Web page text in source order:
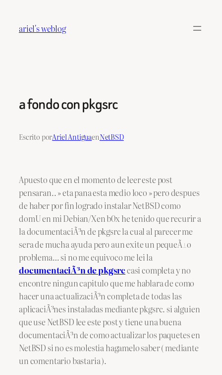
contenido
ariel's weblog
a fondo con pkgsrc
Escrito porAriel AntiguaenNetBSD
Apuesto que en el momento de leer este post
pensaran.. » eta pana esta medio loco » pero despues
de haber por fin logrado instalar NetBSD como
domU en mi Debian/Xen b0x he tenido que recurir a
la documentaciÃ³n de pkgsrc la cual al parecer me
sera de mucha ayuda pero aun exite un pequeÃ±o
problema… si no me equivoco me lei la
documentaciÃ³n de pkgsrccasi completa y no
encontre ningun capitulo que me hablara de como
hacer una actualizaciÃ³n completa de todas las
aplicaciÃ³nes instaladas mediante pkgsrc. si alguien
que use NetBSD lee este post y tiene una buena
documentaciÃ³n de como actualizar los paquetes en
NetBSD si no es molestia hagamelo saber ( mediante
un comentario bastaria ).